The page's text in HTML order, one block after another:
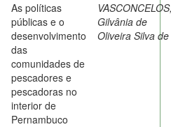
As políticas
públicas e o
desenvolvimento
das
comunidades de
pescadores e
pescadoras no
interior de
Pernambuco
Gilvânia de
Oliveira Silva de